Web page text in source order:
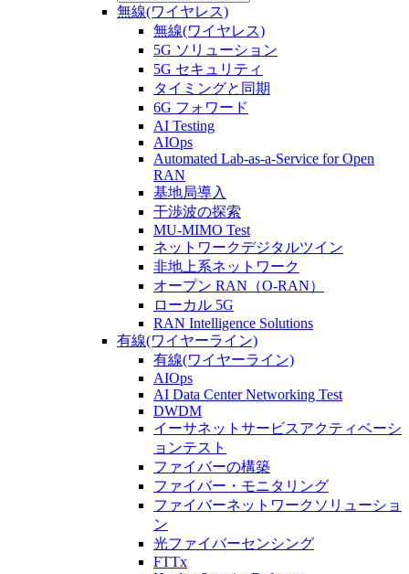
無線(ワイヤレス)
無線(ワイヤレス)
5G ソリューション
5G セキュリティ
タイミングと同期
6G フォワード
AI Testing
AIOps
Automated Lab-as-a-Service for Open
RAN
基地局導入
干渉波の探索
MU-MIMO Test
ネットワークデジタルツイン
非地上系ネットワーク
オープン RAN（O-RAN）
ローカル 5G
RAN Intelligence Solutions
有線(ワイヤーライン)
有線(ワイヤーライン)
AIOps
AI Data Center Networking Test
DWDM
イーサネットサービスアクティベーシ
ョンテスト
ファイバーの構築
ファイバー・モニタリング
ファイバーネットワークソリューショ
ン
光ファイバーセンシング
FTTx